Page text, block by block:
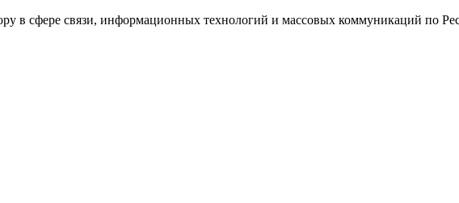
в сфере связи, информационных технологий и массовых коммуникаций по